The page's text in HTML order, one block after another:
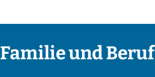
Familie und Beruf